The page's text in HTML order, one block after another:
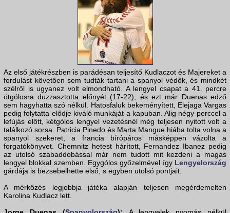
Az első játékrészben is parádésan teljesítő Kudlaczot és Majereket a
fordulást követően sem tudták tartani a spanyol védők, és mindkét
szélről is ugyanez volt elmondható. A lengyel csapat a 41. percre
ötgólosra duzzasztotta előnyét (17-22), és ezt már Duenas edző
sem hagyhatta szó nélkül. Hatosfaluk bekeményített, Elejaga Vargas
pedig folytatta elődje kiváló munkáját a kapuban. Alig négy perccel a
lefújás előtt, kétgólos lengyel vezetésnél még teljesen nyitott volt a
találkozó sorsa. Patricia Pinedo és Marta Mangue hiába tolta volna a
spanyol szekeret, a francia bírópáros másképpen vázolta a
forgatókönyvet. Chemnitz hetest hárított, Fernandez Ibanez pedig
az utolsó szabaddobással már nem tudott mit kezdeni a magas
lengyel blokkal szemben. Egygólos győzelmével így Lengyelország
gárdája is bezsebelhette első, s egyben utolsó pontjait.
A mérkőzés legjobbja játéka alapján teljesen megérdemelten
Karolina Kudlacz lett.